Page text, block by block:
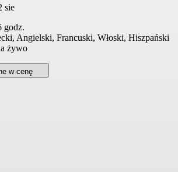
sie
godz.
Angielski, Francuski, Włoski, Hiszpański
żywo
w cenę